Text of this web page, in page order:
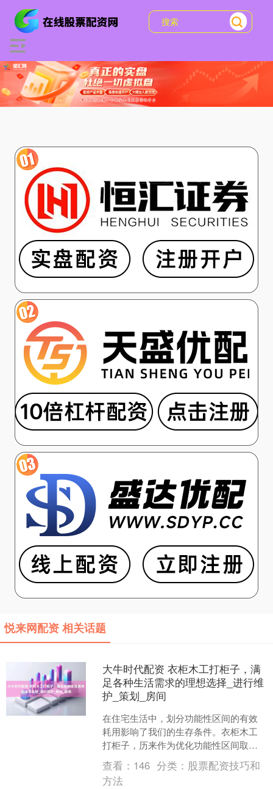
悦来网配资 相关话题
大牛时代配资 衣柜木工打柜子，满
足各种生活需求的理想选择_进行维
护_策划_房间
在住宅生活中，划分功能性区间的有效
耗用影响了我们的生存条件。衣柜木工
打柜子，历来作为优化功能性区间取用
率的完美解决方略，被用来房间等众多
的区域。今天，让我带您了....
查看： 146 分类： 股票配资技巧和
方法